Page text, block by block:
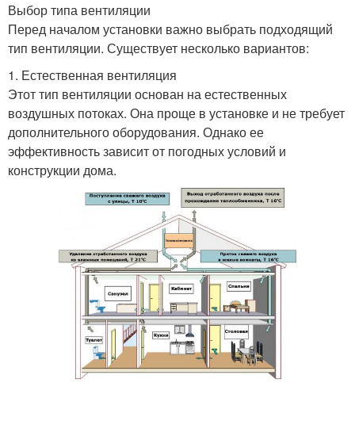
Выбор типа вентиляции
Перед началом установки важно выбрать подходящий
тип вентиляции. Существует несколько вариантов:
1. Естественная вентиляция
Этот тип вентиляции основан на естественных
воздушных потоках. Она проще в установке и не требует
дополнительного оборудования. Однако ее
эффективность зависит от погодных условий и
конструкции дома.